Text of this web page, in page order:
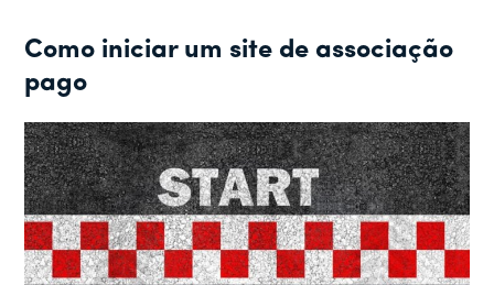
Como iniciar um site de associação
pago